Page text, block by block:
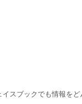
スブックでも情報をど